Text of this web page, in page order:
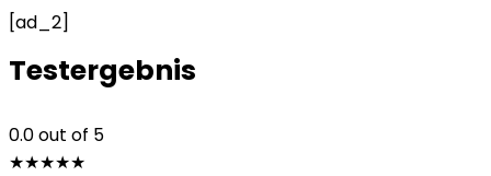
[ad_2]
Testergebnis
0.0out of 5
★★★★★